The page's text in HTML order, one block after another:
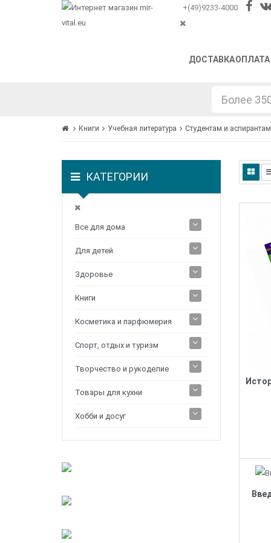
+(49)9233-4000
ДОСТАВКАОПЛАТА
Книги Учебная литература Студентам и аспирантам
КАТЕГОРИИ
Все для дома
Для детей
Здоровье
Книги
Косметика и парфюмерия
Спорт, отдых и туризм
Творчество и рукоделие
Товары для кухни
Хобби и досуг